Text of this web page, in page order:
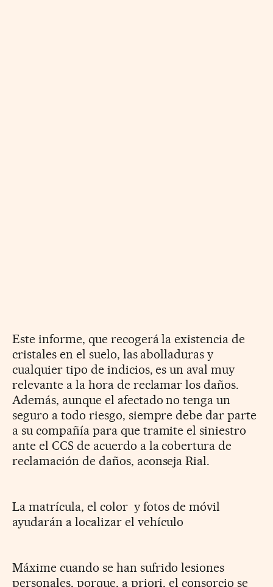
Este informe, que recogerá la existencia de
cristales en el suelo, las abolladuras y
cualquier tipo de indicios, es un aval muy
relevante a la hora de reclamar los daños.
Además, aunque el afectado no tenga un
seguro a todo riesgo, siempre debe dar parte
a su compañía para que tramite el siniestro
ante el CCS de acuerdo a la cobertura de
reclamación de daños, aconseja Rial.
La matrícula, el color y fotos de móvil
ayudarán a localizar el vehículo
Máxime cuando se han sufrido lesiones
personales, porque, a priori, el consorcio se